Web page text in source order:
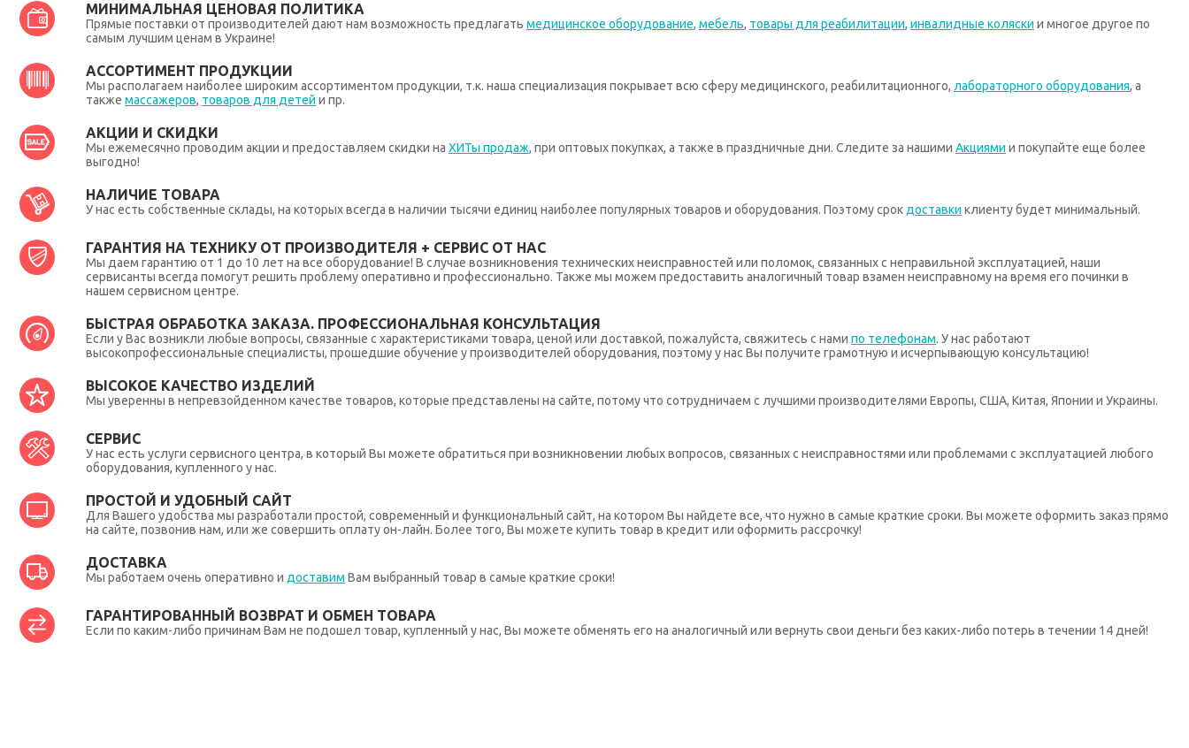
МИНИМАЛЬНАЯ ЦЕНОВАЯ ПОЛИТИКА
Прямые поставки от производителей дают нам возможность предлагать медицинское оборудование, мебель, товары для реабилитации, инвалидные коляски и многое другое по
самым лучшим ценам в Украине!
АССОРТИМЕНТ ПРОДУКЦИИ
Мы располагаем наиболее широким ассортиментом продукции, т.к. наша специализация покрывает всю сферу медицинского, реабилитационного, лабораторного оборудования, а
также массажеров, товаров для детей и пр.
АКЦИИ И СКИДКИ
Мы ежемесячно проводим акции и предоставляем скидки на ХИТы продаж, при оптовых покупках, а также в праздничные дни. Следите за нашими Акциями и покупайте еще более
выгодно!
НАЛИЧИЕ ТОВАРА
У нас есть собственные склады, на которых всегда в наличии тысячи единиц наиболее популярных товаров и оборудования. Поэтому срок доставки клиенту будет минимальный.
ГАРАНТИЯ НА ТЕХНИКУ ОТ ПРОИЗВОДИТЕЛЯ + СЕРВИС ОТ НАС
Мы даем гарантию от 1 до 10 лет на все оборудование! В случае возникновения технических неисправностей или поломок, связанных с неправильной эксплуатацией, наши
сервисанты всегда помогут решить проблему оперативно и профессионально. Также мы можем предоставить аналогичный товар взамен неисправному на время его починки в
нашем сервисном центре.
БЫСТРАЯ ОБРАБОТКА ЗАКАЗА. ПРОФЕССИОНАЛЬНАЯ КОНСУЛЬТАЦИЯ
Если у Вас возникли любые вопросы, связанные с характеристиками товара, ценой или доставкой, пожалуйста, свяжитесь с нами по телефонам. У нас работают
высокопрофессиональные специалисты, прошедшие обучение у производителей оборудования, поэтому у нас Вы получите грамотную и исчерпывающую консультацию!
ВЫСОКОЕ КАЧЕСТВО ИЗДЕЛИЙ
Мы уверенны в непревзойденном качестве товаров, которые представлены на сайте, потому что сотрудничаем с лучшими производителями Европы, США, Китая, Японии и Украины.
СЕРВИС
У нас есть услуги сервисного центра, в который Вы можете обратиться при возникновении любых вопросов, связанных с неисправностями или проблемами с эксплуатацией любого
оборудования, купленного у нас.
ПРОСТОЙ И УДОБНЫЙ САЙТ
Для Вашего удобства мы разработали простой, современный и функциональный сайт, на котором Вы найдете все, что нужно в самые краткие сроки. Вы можете оформить заказ прямо
на сайте, позвонив нам, или же совершить оплату он-лайн. Более того, Вы можете купить товар в кредит или оформить рассрочку!
ДОСТАВКА
Мы работаем очень оперативно и доставим Вам выбранный товар в самые краткие сроки!
ГАРАНТИРОВАННЫЙ ВОЗВРАТ И ОБМЕН ТОВАРА
Если по каким-либо причинам Вам не подошел товар, купленный у нас, Вы можете обменять его на аналогичный или вернуть свои деньги без каких-либо потерь в течении 14 дней!